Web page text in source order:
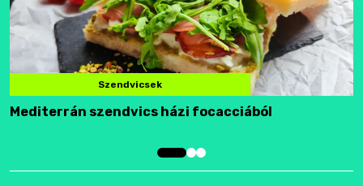
Szendvicsek
Mediterrán szendvics házi focacciából